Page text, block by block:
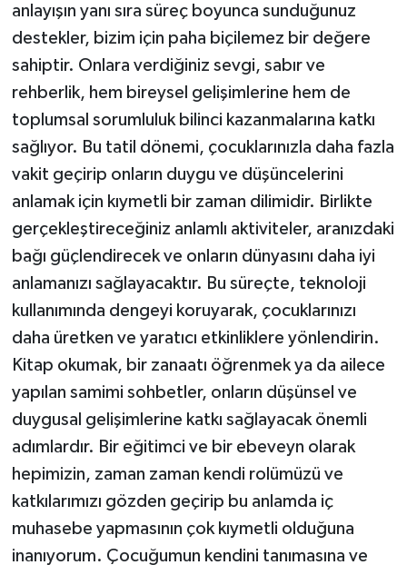
anlayışın yanı sıra süreç boyunca sunduğunuz
destekler, bizim için paha biçilemez bir değere
sahiptir. Onlara verdiğiniz sevgi, sabır ve
rehberlik, hem bireysel gelişimlerine hem de
toplumsal sorumluluk bilinci kazanmalarına katkı
sağlıyor. Bu tatil dönemi, çocuklarınızla daha fazla
vakit geçirip onların duygu ve düşüncelerini
anlamak için kıymetli bir zaman dilimidir. Birlikte
gerçekleştireceğiniz anlamlı aktiviteler, aranızdaki
bağı güçlendirecek ve onların dünyasını daha iyi
anlamanızı sağlayacaktır. Bu süreçte, teknoloji
kullanımında dengeyi koruyarak, çocuklarınızı
daha üretken ve yaratıcı etkinliklere yönlendirin.
Kitap okumak, bir zanaatı öğrenmek ya da ailece
yapılan samimi sohbetler, onların düşünsel ve
duygusal gelişimlerine katkı sağlayacak önemli
adımlardır. Bir eğitimci ve bir ebeveyn olarak
hepimizin, zaman zaman kendi rolümüzü ve
katkılarımızı gözden geçirip bu anlamda iç
muhasebe yapmasının çok kıymetli olduğuna
inanıyorum. Çocuğumun kendini tanımasına ve